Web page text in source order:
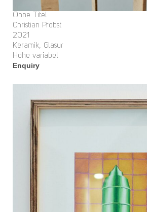
Ohne Titel
Christian Probst
2021
Keramik, Glasur
Höhe variabel
Enquiry